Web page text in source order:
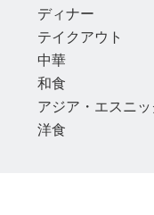
ディナー
テイクアウト
中華
和食
アジア・エスニッ
洋食